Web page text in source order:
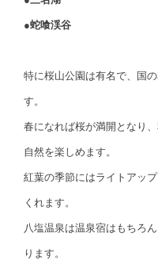
●蛇喰渓谷
特に桜山公園は有名で、国
す。
春になれば桜が満開となり
自然を楽しめます。
紅葉の季節にはライトアッ
くれます。
八塩温泉は温泉宿はもちろ
ります。